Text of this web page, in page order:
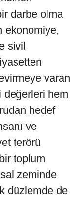
darbe olma
ekonomiye,
sivil
varan
değerleri hem
hedef
ve
terörü
toplum
zeminde
düzlemde de